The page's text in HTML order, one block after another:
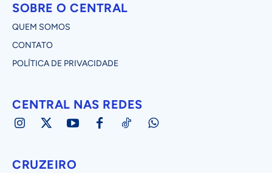
SOBRE O CENTRAL
QUEM SOMOS
CONTATO
POLÍTICA DE PRIVACIDADE
CENTRAL NAS REDES
CRUZEIRO